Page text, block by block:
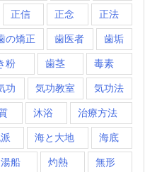
正信 正念 正法
の矯正 歯医者 歯垢
粉 歯茎 毒素
功 気功教室 気功法
沐浴 治療方法
海と大地 海底
湯船 灼熱 無形